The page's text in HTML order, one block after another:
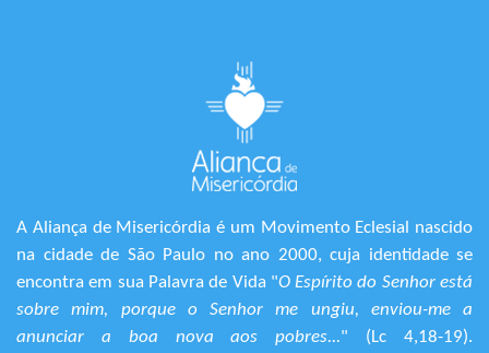
A Aliança de Misericórdia é um Movimento Eclesial nascido
na cidade de São Paulo no ano 2000, cuja identidade se
encontra em sua Palavra de Vida "O Espírito do Senhor está
sobre mim, porque o Senhor me ungiu, enviou-me a
anunciar a boa nova aos pobres..." (Lc 4,18-19).